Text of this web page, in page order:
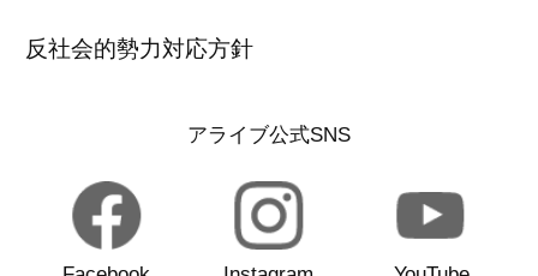
反社会的勢力対応方針
アライブ公式SNS